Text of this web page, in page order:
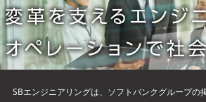
お知らせ
会社情報
採用情報
SBエンジニアリングは、ソフトバンクグループの